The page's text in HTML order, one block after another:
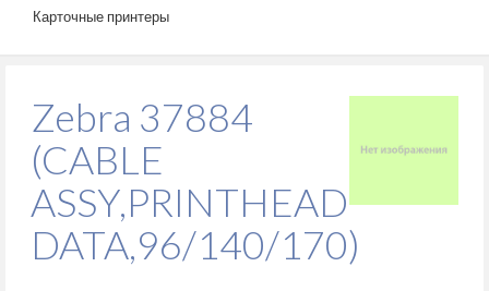
Карточные принтеры
Zebra 37884
(CABLE
ASSY,PRINTHEAD
DATA,96/140/170)